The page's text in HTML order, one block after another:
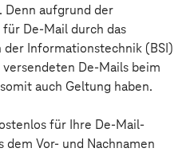
Denn aufgrund der
De-Mail durch das
Informationstechnik (BSI)
De-Mails beim
auch Geltung haben.
für Ihre De-Mail-
dem Vor- und Nachnamen